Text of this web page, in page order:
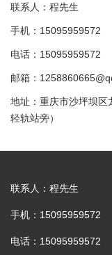
联系人：程先生
手机：15095959572
电话：15095959572
邮箱：
地址：重庆市沙坪坝区
轻轨站旁）
联系人：程先生
手机：15095959572
电话：15095959572